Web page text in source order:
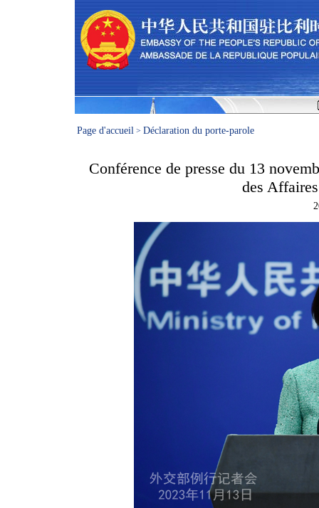
Page d'accueil > Déclaration du porte-parole
Conférence de presse du 13
des